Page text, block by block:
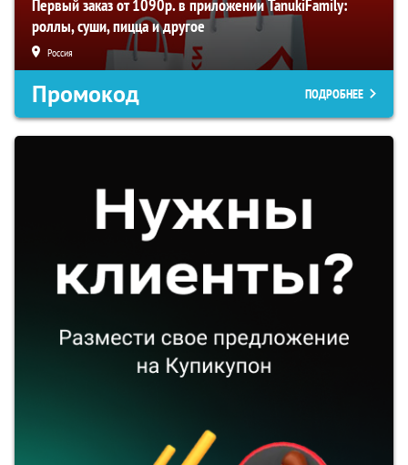
Первый заказ от 1090р. в приложении TanukiFamily:
роллы, суши, пицца и другое
Россия
Промокод ПОДРОБНЕЕ